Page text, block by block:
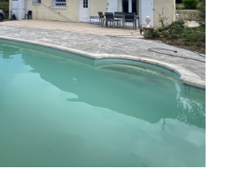
Les caractéristiques du
bâtiment, le nombre de
déterminent le prix de
En réalisant une
attirer des
Faites appel à un de nos